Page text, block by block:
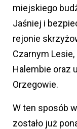
miejskiego
Jaśniej i
rejonie
Czarnym Lesie,
Halembie oraz
Orzegowie.
W ten sposób
zostało już